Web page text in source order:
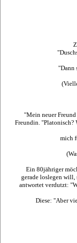
"Dann
"Mein neuer
Freundin. "Platonisch?
mich
Ein 80jähriger
gerade loslegen will,
antwortet verdutzt:
Diese: "Aber